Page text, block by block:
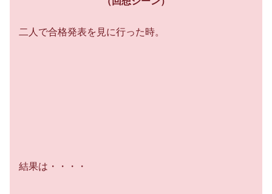
二人で合格発表を見に行った時。
結果は・・・・